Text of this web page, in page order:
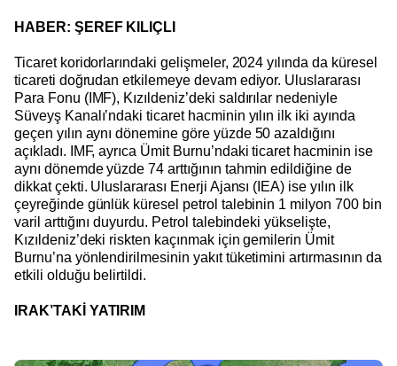
HABER: ŞEREF KILIÇLI
Ticaret koridorlarındaki gelişmeler, 2024 yılında da küresel
ticareti doğrudan etkilemeye devam ediyor. Uluslararası
Para Fonu (IMF), Kızıldeniz’deki saldırılar nedeniyle
Süveyş Kanalı’ndaki ticaret hacminin yılın ilk iki ayında
geçen yılın aynı dönemine göre yüzde 50 azaldığını
açıkladı. IMF, ayrıca Ümit Burnu’ndaki ticaret hacminin ise
aynı dönemde yüzde 74 arttığının tahmin edildiğine de
dikkat çekti. Uluslararası Enerji Ajansı (IEA) ise yılın ilk
çeyreğinde günlük küresel petrol talebinin 1 milyon 700 bin
varil arttığını duyurdu. Petrol talebindeki yükselişte,
Kızıldeniz’deki riskten kaçınmak için gemilerin Ümit
Burnu’na yönlendirilmesinin yakıt tüketimini artırmasının da
etkili olduğu belirtildi.
IRAK’TAKİ YATIRIM